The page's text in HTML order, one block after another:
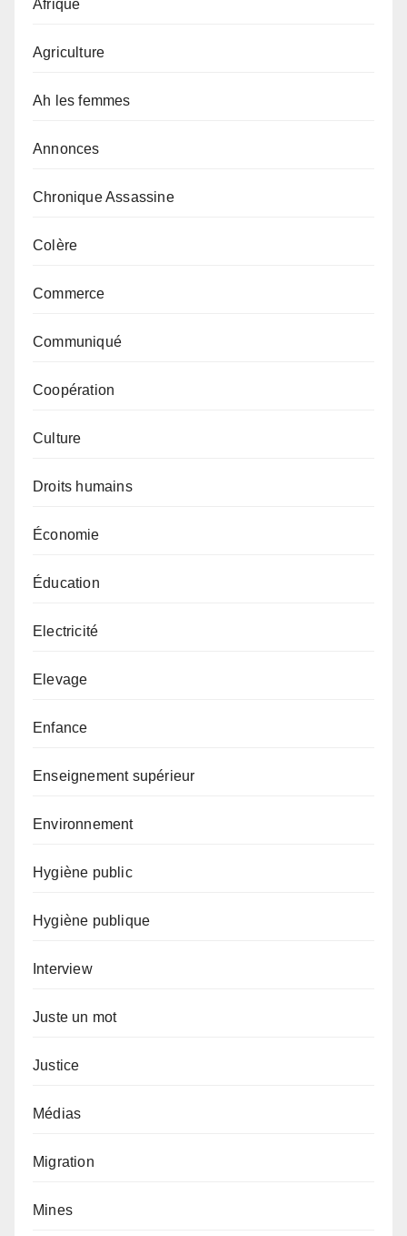
Afrique
Agriculture
Ah les femmes
Annonces
Chronique Assassine
Colère
Commerce
Communiqué
Coopération
Culture
Droits humains
Économie
Éducation
Electricité
Elevage
Enfance
Enseignement supérieur
Environnement
Hygiène public
Hygiène publique
Interview
Juste un mot
Justice
Médias
Migration
Mines